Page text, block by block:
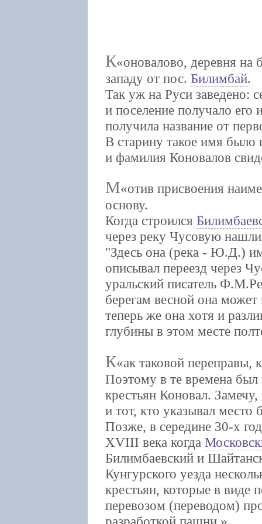
К оновалово, деревня на
западу от пос. Билимбай.
Так уж на Руси заведено:
и поселение получало
получила название от
В старину такое имя
и фамилия Коновалов
М отив присвоения
основу.
Когда строился
через реку Чусовую
"Здесь она (река - Ю.Д.)
описывал переезд через
уральский писатель
берегам весной она
теперь же она хотя и
глубины в этом месте
К ак таковой переправы,
Поэтому в те времена был
крестьян Коновал.
и тот, кто указывал место
Позже, в середине 30-х
XVIII века когда
Билимбаевский и
Кунгурского уезда
крестьян, которые в виде
перевозом (переводом)
разработкой пашни.